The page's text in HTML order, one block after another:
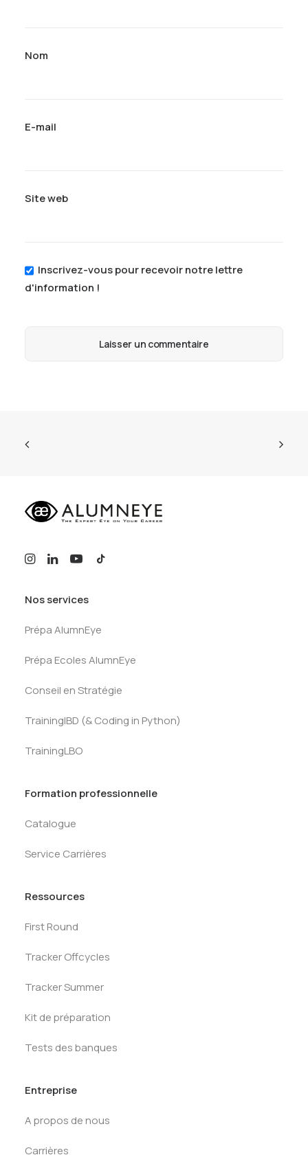
Nom
E-mail
Site web
Inscrivez-vous pour recevoir notre lettre
d'information !
Nos services
Prépa AlumnEye
Prépa Ecoles AlumnEye
Conseil en Stratégie
TrainingIBD (& Coding in Python)
TrainingLBO
Formation professionnelle
Catalogue
Service Carrières
Ressources
First Round
Tracker Offcycles
Tracker Summer
Kit de préparation
Tests des banques
Entreprise
A propos de nous
Carrières